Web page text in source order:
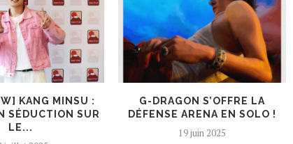
KANG MINSU :
SÉDUCTION SUR
LE...
G-DRAGON S’OFFRE LA
DÉFENSE ARENA EN SOLO !
19 juin 2025